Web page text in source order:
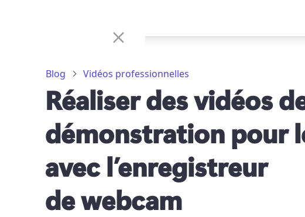
Blog Vidéos professionnelles
Réaliser des vidéos
démonstration pour
avec l’enregistreur
de webcam